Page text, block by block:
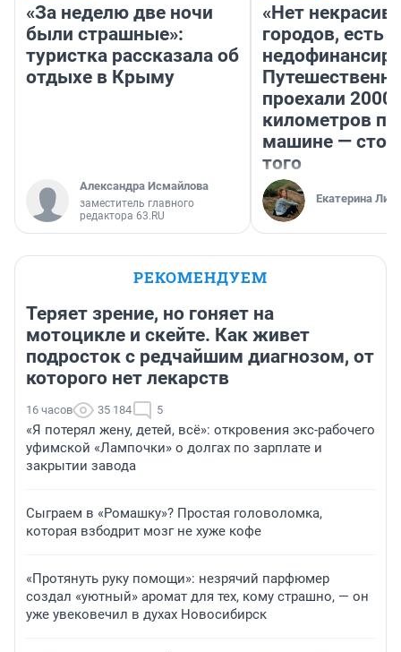
«За неделю две ночи
были страшные»:
туристка рассказала об
отдыхе в Крыму
Александра Исмайлова
заместитель главного
редактора 63.RU
«Нет
городов, есть
проехали 2000
километров по
машине —
того
Екатерина
РЕКОМЕНДУЕМ
Теряет зрение, но гоняет на
мотоцикле и скейте. Как живет
подросток с редчайшим диагнозом, от
которого нет лекарств
16 часов 35 184 5
«Я потерял жену, детей, всё»: откровения экс-рабочего
уфимской «Лампочки» о долгах по зарплате и
закрытии завода
Сыграем в «Ромашку»? Простая головоломка,
которая взбодрит мозг не хуже кофе
«Протянуть руку помощи»: незрячий парфюмер
создал «уютный» аромат для тех, кому страшно, — он
уже увековечил в духах Новосибирск